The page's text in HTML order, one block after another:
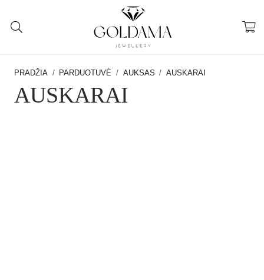
PRADŽIA / PARDUOTUVĖ / AUKSAS / AUSKARAI
AUSKARAI